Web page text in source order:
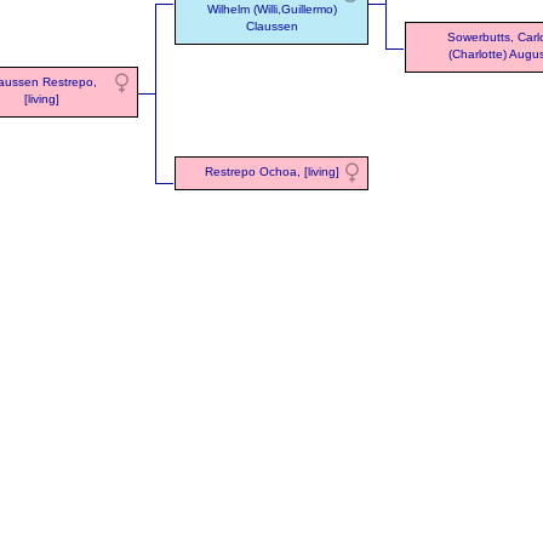
Restrepo,
[living]
Wilhelm (Willi,Guillermo)
Claussen
Sowerbutts,
(Charlotte)
Restrepo Ochoa, [living]